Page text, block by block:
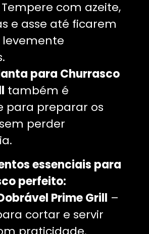
com azeite,
e asse até ficarem
levemente
para Churrasco
também é
para preparar os
perder
essenciais para
perfeito:
Prime Grill –
cortar e servir